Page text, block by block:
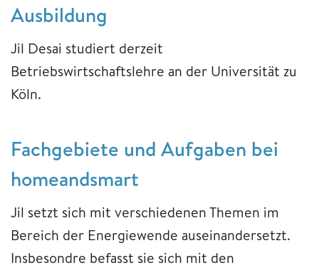
Ausbildung
Jil Desai studiert derzeit
Betriebswirtschaftslehre an der Universität zu
Köln.
Fachgebiete und Aufgaben bei
homeandsmart
Jil setzt sich mit verschiedenen Themen im
Bereich der Energiewende auseinandersetzt.
Insbesondre befasst sie sich mit den